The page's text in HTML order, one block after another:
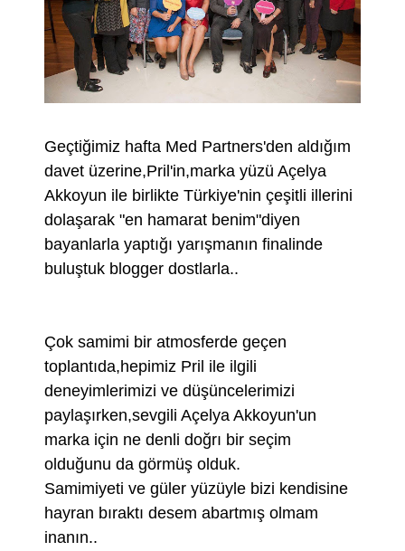
Geçtiğimiz hafta Med Partners'den aldığım
davet üzerine,Pril'in,marka yüzü Açelya
Akkoyun ile birlikte Türkiye'nin çeşitli illerini
dolaşarak "en hamarat benim"diyen
bayanlarla yaptığı yarışmanın finalinde
buluştuk blogger dostlarla..
Çok samimi bir atmosferde geçen
toplantıda,hepimiz Pril ile ilgili
deneyimlerimizi ve düşüncelerimizi
paylaşırken,sevgili Açelya Akkoyun'un
marka için ne denli doğrı bir seçim
olduğunu da görmüş olduk.
Samimiyeti ve güler yüzüyle bizi kendisine
hayran bıraktı desem abartmış olmam
inanın..